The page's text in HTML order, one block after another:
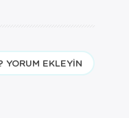
YORUM EKLEYIN